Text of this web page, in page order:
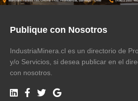
Publique con Nosotros
IndustriaMinera.cl es un directorio de
y/o Servicios, si desea publicar en el
con nosotros.